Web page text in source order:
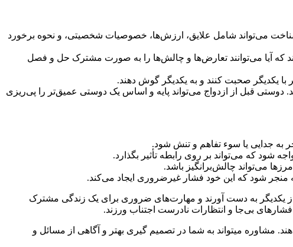
می‌تواند شامل علایق، ارزش‌ها، خصوصیات شخصیتی، و نحوه برخورد
که آیا می‌توانند تعارض‌ها و چالش‌ها را به صورت مشترک حل و فصل
با یکدیگر صحبت کنند و به یکدیگر گوش دهند.
دوستی قبل از ازدواج می‌تواند پایه و اساس یک دوستی عمیق‌تر را پی‌ریزی
به جدایی یا سوء تفاهم و تنش شود.
که می‌تواند بر روی رابطه تأثیر بگذارد.
می‌تواند چالش‌برانگیز باشد.
منجر شود که این خود فشار غیرضروری ایجاد می‌کند.
از یکدیگر به دست آورند و مهارت‌های ضروری برای یک زندگی مشترک
فشارهای بی‌جا و انتظارات نادرست اجتناب ورزند.
مشاوره میتواند به شما در تصمیم گیری بهتر و آگاهی از مسائل و